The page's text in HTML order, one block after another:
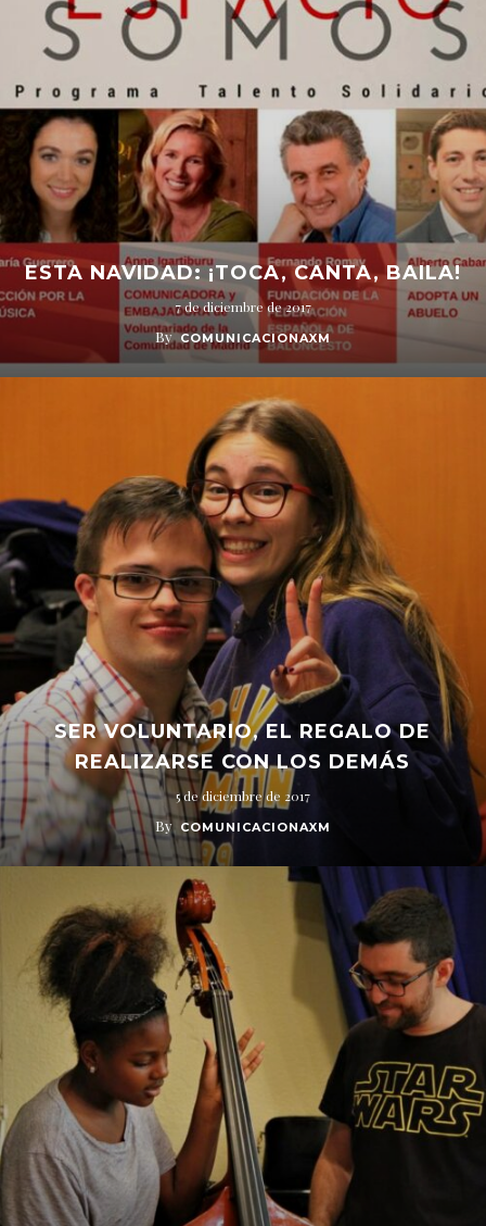
ESTA NAVIDAD: ¡TOCA, CANTA, BAILA!
7 de diciembre de 2017
By COMUNICACIONAXM
SER VOLUNTARIO, EL REGALO DE
REALIZARSE CON LOS DEMÁS
5 de diciembre de 2017
By COMUNICACIONAXM